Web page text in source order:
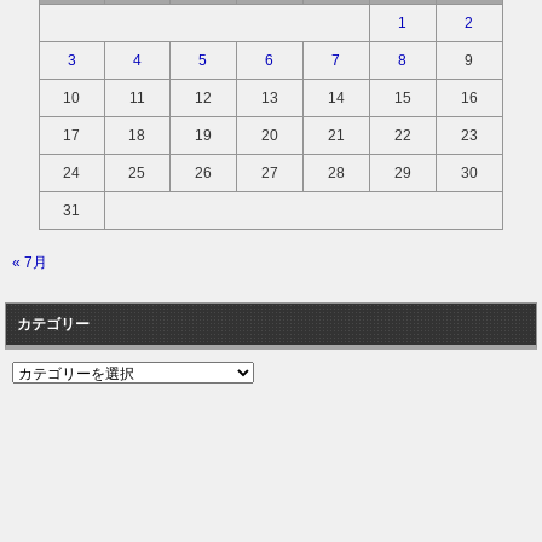
1 2
3 4 5 6 7 8 9
10 11 12 13 14 15 16
17 18 19 20 21 22 23
24 25 26 27 28 29 30
31
« 7月
カテゴリー
カ